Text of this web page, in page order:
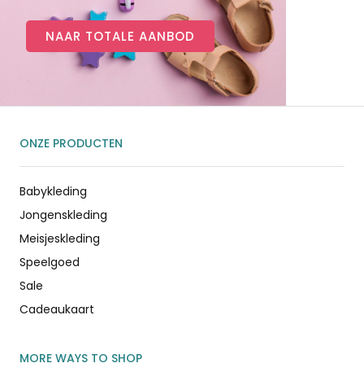
NAAR TOTALE AANBOD
ONZE PRODUCTEN
Babykleding
Jongenskleding
Meisjeskleding
Speelgoed
Sale
Cadeaukaart
MORE WAYS TO SHOP